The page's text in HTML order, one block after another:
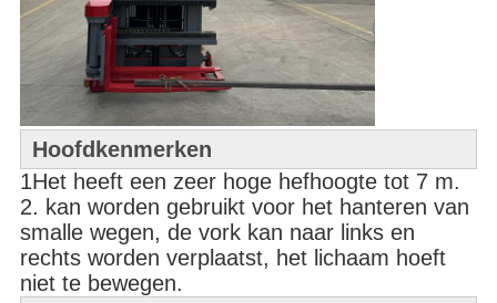
Hoofdkenmerken
1Het heeft een zeer hoge hefhoogte tot 7 m.
2. kan worden gebruikt voor het hanteren van
smalle wegen, de vork kan naar links en
rechts worden verplaatst, het lichaam hoeft
niet te bewegen.